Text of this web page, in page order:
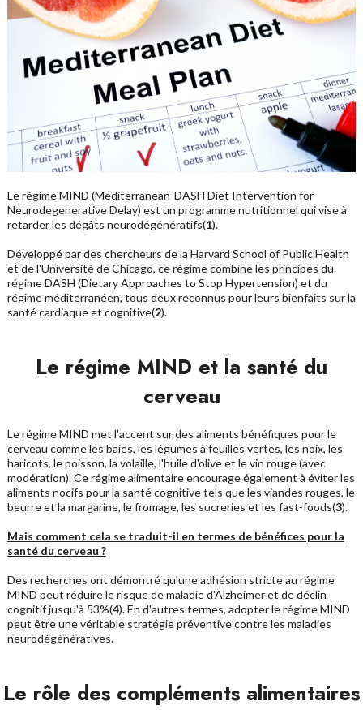
Le régime MIND (Mediterranean-DASH Diet Intervention for
Neurodegenerative Delay) est un programme nutritionnel qui vise à
retarder les dégâts neurodégénératifs(1).
Développé par des chercheurs de la Harvard School of Public Health
et de l'Université de Chicago, ce régime combine les principes du
régime DASH (Dietary Approaches to Stop Hypertension) et du
régime méditerranéen, tous deux reconnus pour leurs bienfaits sur la
santé cardiaque et cognitive(2).
Le régime MIND et la santé du
cerveau
Le régime MIND met l'accent sur des aliments bénéfiques pour le
cerveau comme les baies, les légumes à feuilles vertes, les noix, les
haricots, le poisson, la volaille, l'huile d'olive et le vin rouge (avec
modération). Ce régime alimentaire encourage également à éviter les
aliments nocifs pour la santé cognitive tels que les viandes rouges, le
beurre et la margarine, le fromage, les sucreries et les fast-foods(3).
Mais comment cela se traduit-il en termes de bénéfices pour la
santé du cerveau ?
Des recherches ont démontré qu'une adhésion stricte au régime
MIND peut réduire le risque de maladie d'Alzheimer et de déclin
cognitif jusqu'à 53%(4). En d'autres termes, adopter le régime MIND
peut être une véritable stratégie préventive contre les maladies
neurodégénératives.
Le rôle des compléments alimentaires